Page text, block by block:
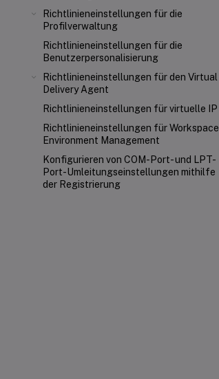
Richtlinieneinstellungen für die
Profilverwaltung
Richtlinieneinstellungen für die
Benutzerpersonalisierung
Richtlinieneinstellungen für den Virtual
Delivery Agent
Richtlinieneinstellungen für virtuelle IP
Richtlinieneinstellungen für Workspace
Environment Management
Konfigurieren von COM-Port- und LPT-
Port-Umleitungseinstellungen mithilfe
der Registrierung